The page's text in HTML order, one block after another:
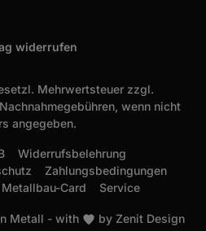
widerrufen
Mehrwertsteuer zzgl.
wenn nicht
angegeben.
Metall - with by Zenit Design
Widerrufsbelehrung
Zahlungsbedingungen
Metallbau-Card Service